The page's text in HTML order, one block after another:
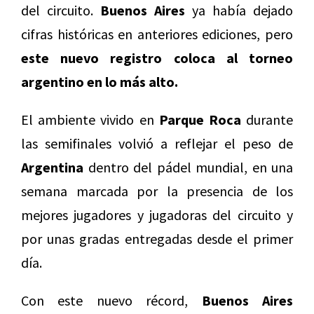
del circuito. Buenos Aires ya había dejado
cifras históricas en anteriores ediciones, pero
este nuevo registro coloca al torneo
argentino en lo más alto.
El ambiente vivido en Parque Roca durante
las semifinales volvió a reflejar el peso de
Argentina dentro del pádel mundial, en una
semana marcada por la presencia de los
mejores jugadores y jugadoras del circuito y
por unas gradas entregadas desde el primer
día.
Con este nuevo récord, Buenos Aires